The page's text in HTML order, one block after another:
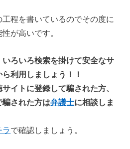
程を書いているのでその度に
が高いです。
ろいろ検索を掛けて安全なサ
利用しましょう！！
サイトに登録して騙された方、
騙された方は弁護士に相談しま
ラで確認しましょう。